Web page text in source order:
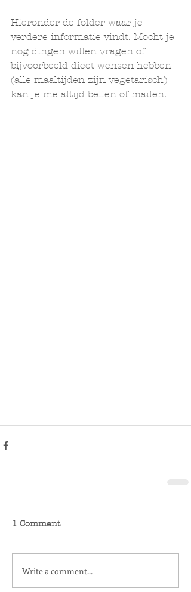
Hieronder de folder waar je
verdere informatie vindt. Mocht je
nog dingen willen vragen of
bijvoorbeeld dieet wensen hebben
(alle maaltijden zijn vegetarisch)
kan je me altijd bellen of mailen.
1 Comment
Write a comment...